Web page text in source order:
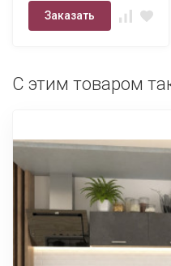
Заказать
С этим товаром